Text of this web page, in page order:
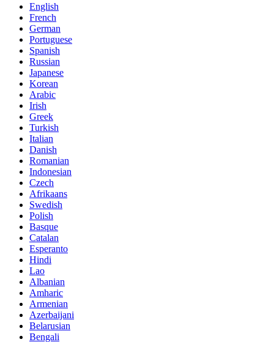
English
French
German
Portuguese
Spanish
Russian
Japanese
Korean
Arabic
Irish
Greek
Turkish
Italian
Danish
Romanian
Indonesian
Czech
Afrikaans
Swedish
Polish
Basque
Catalan
Esperanto
Hindi
Lao
Albanian
Amharic
Armenian
Azerbaijani
Belarusian
Bengali